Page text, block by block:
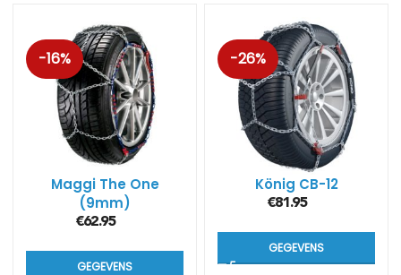
-16%
Maggi The One
(9mm)
€62.95
GEGEVENS
-26%
König CB-12
€81.95
GEGEVENS